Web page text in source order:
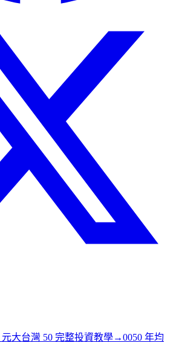
元大台灣 50 完整投資教學→0050 年均